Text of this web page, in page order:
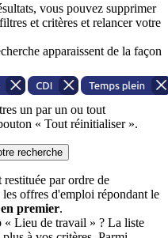
vous pouvez supprimer
et critères et relancer votre
apparaissent de la façon
un par un ou tout
« Tout réinitialiser ».
recherche
par ordre de
offres d'emploi répondant le
premier.
« Lieu de travail » ? La liste